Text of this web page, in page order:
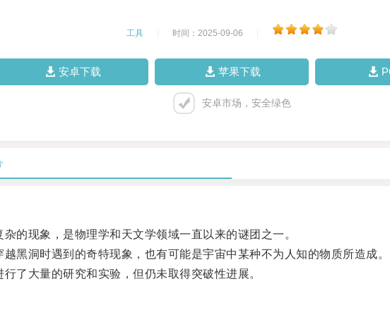
工具 时间：2025-09-06
安卓下载 苹果下载
安卓市场，安全绿色
现象，是物理学和天文学领域一直以来的谜团之一。
洞时遇到的奇特现象，也有可能是宇宙中某种不为人知的物质所造成。
大量的研究和实验，但仍未取得突破性进展。